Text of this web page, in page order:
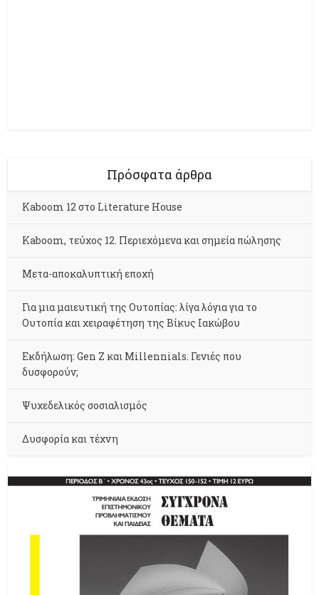
Πρόσφατα άρθρα
Kaboom 12 στο Literature House
Kaboom, τεύχος 12. Περιεχόμενα και σημεία πώλησης
Μετα-αποκαλυπτική εποχή
Για μια μαιευτική της Ουτοπίας: λίγα λόγια για το
Ουτοπία και χειραφέτηση της Βίκυς Ιακώβου
Εκδήλωση: Gen Z και Millennials. Γενιές που
δυσφορούν;
Ψυχεδελικός σοσιαλισμός
Δυσφορία και τέχνη